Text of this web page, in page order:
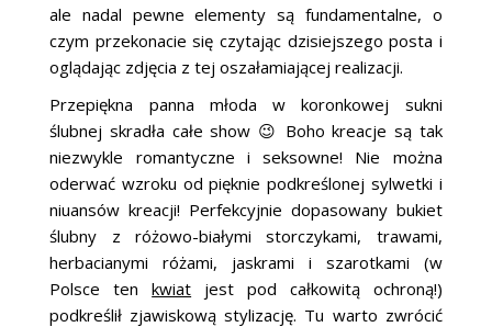
ale nadal pewne elementy są fundamentalne, o
czym przekonacie się czytając dzisiejszego posta i
oglądając zdjęcia z tej oszałamiającej realizacji.
Przepiękna panna młoda w koronkowej sukni
ślubnej skradła całe show 😉 Boho kreacje są tak
niezwykle romantyczne i seksowne! Nie można
oderwać wzroku od pięknie podkreślonej sylwetki i
niuansów kreacji! Perfekcyjnie dopasowany bukiet
ślubny z różowo-białymi storczykami, trawami,
herbacianymi różami, jaskrami i szarotkami (w
Polsce tenkwiat jest pod całkowitą ochroną!)
podkreślił zjawiskową stylizację. Tu warto zwrócić